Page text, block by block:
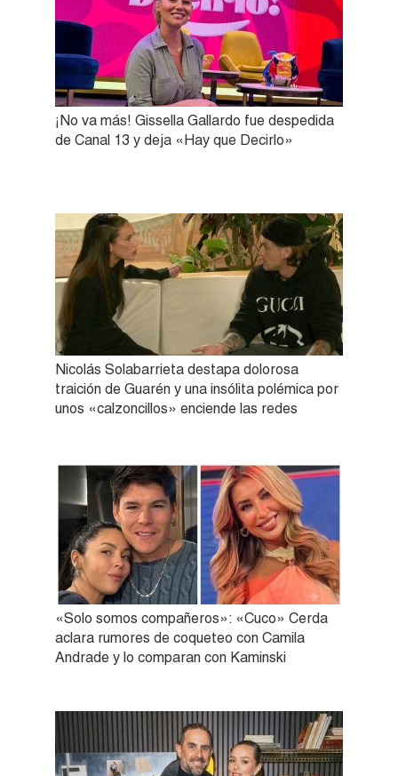
¡No va más! Gissella Gallardo fue despedida
de Canal 13 y deja «Hay que Decirlo»
Nicolás Solabarrieta destapa dolorosa
traición de Guarén y una insólita polémica por
unos «calzoncillos» enciende las redes
«Solo somos compañeros»: «Cuco» Cerda
aclara rumores de coqueteo con Camila
Andrade y lo comparan con Kaminski